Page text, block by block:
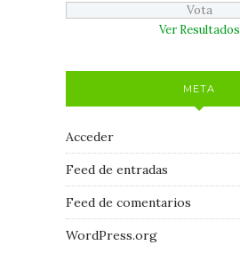
Ver Resultados
META
Acceder
Feed de entradas
Feed de comentarios
WordPress.org